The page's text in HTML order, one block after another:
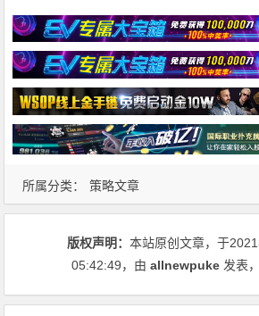
所属分类： 策略文章
版权声明：本站原创文章，于
05:42:49，由allnewpuke 发表